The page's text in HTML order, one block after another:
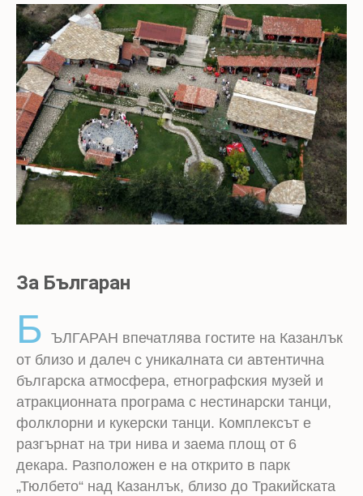
За Българан
Б ЪЛГАРАН впечатлява гостите на Казанлък
от близо и далеч с уникалната си автентична
българска атмосфера, етнографския музей и
атракционната програма с нестинарски танци,
фолклорни и кукерски танци. Комплексът е
разгърнат на три нива и заема площ от 6
декара. Разположен е на открито в парк
„Тюлбето“ над Казанлък, близо до Тракийската